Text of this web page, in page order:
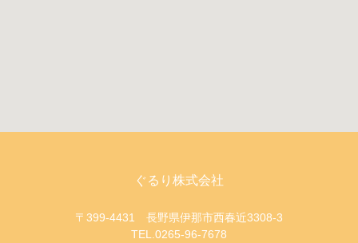
ぐるり株式会社
〒399-4431 長野県伊那市西春近3308-3
TEL.0265-96-7678